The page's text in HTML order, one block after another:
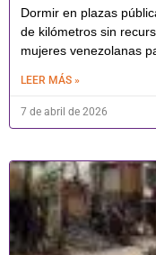
Dormir en plazas
de kilómetros sin
mujeres venezolanas
LEER MÁS »
7 de abril de 2026